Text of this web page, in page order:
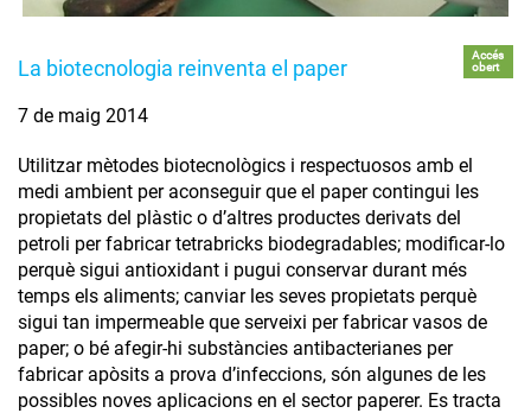
La biotecnologia reinventa el paper
Accés
obert
7 de maig 2014
Utilitzar mètodes biotecnològics i respectuosos amb el
medi ambient per aconseguir que el paper contingui les
propietats del plàstic o d’altres productes derivats del
petroli per fabricar tetrabricks biodegradables; modificar-lo
perquè sigui antioxidant i pugui conservar durant més
temps els aliments; canviar les seves propietats perquè
sigui tan impermeable que serveixi per fabricar vasos de
paper; o bé afegir-hi substàncies antibacterianes per
fabricar apòsits a prova d’infeccions, són algunes de les
possibles noves aplicacions en el sector paperer. Es tracta